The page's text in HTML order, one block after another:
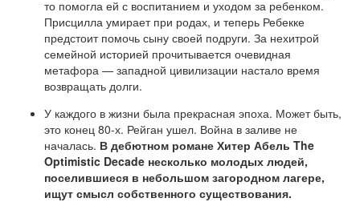
то помогла ей с воспитанием и уходом за ребенком.
Присцилла умирает при родах, и теперь Ребекке
предстоит помочь сыну своей подруги. За нехитрой
семейной историей прочитывается очевидная
метафора — западной цивилизации настало время
возвращать долги.
У каждого в жизни была прекрасная эпоха. Может быть,
это конец 80-х. Рейган ушел. Война в заливе не
началась. В дебютном романе Хитер Абель The
Optimistic Decade несколько молодых людей,
поселившиеся в небольшом загородном лагере,
ищут смысл собственного существования.